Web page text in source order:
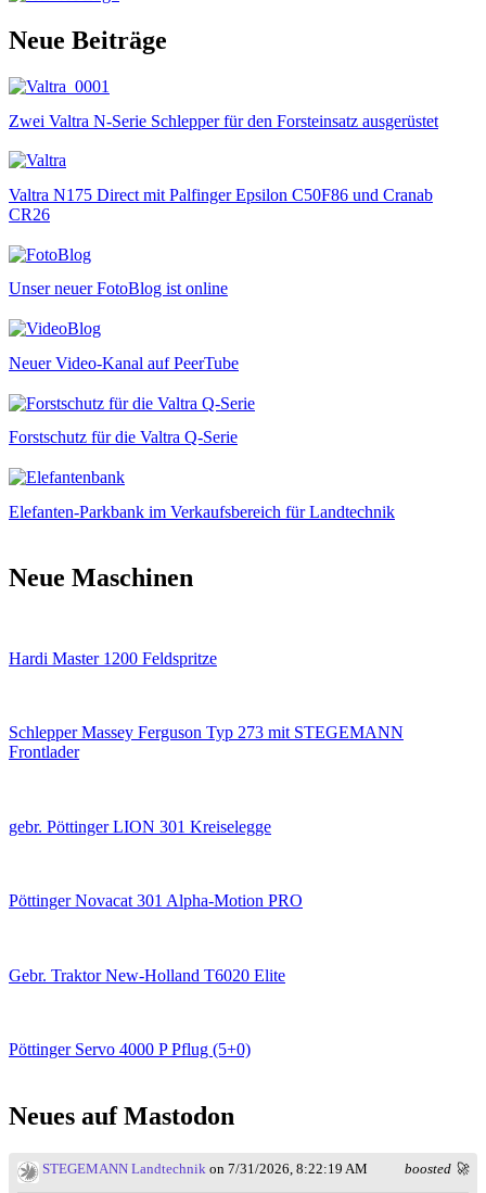
Neue Beiträge
Zwei Valtra N-Serie Schlepper für den Forsteinsatz ausgerüstet
Valtra N175 Direct mit Palfinger Epsilon C50F86 und Cranab
CR26
Unser neuer FotoBlog ist online
Neuer Video-Kanal auf PeerTube
Forstschutz für die Valtra Q-Serie
Elefanten-Parkbank im Verkaufsbereich für Landtechnik
Neue Maschinen
Hardi Master 1200 Feldspritze
Schlepper Massey Ferguson Typ 273 mit STEGEMANN
Frontlader
gebr. Pöttinger LION 301 Kreiselegge
Pöttinger Novacat 301 Alpha-Motion PRO
Gebr. Traktor New-Holland T6020 Elite
Pöttinger Servo 4000 P Pflug (5+0)
Neues auf Mastodon
boosted 🚀
STEGEMANN Landtechnik on 7/31/2026, 8:22:19 AM